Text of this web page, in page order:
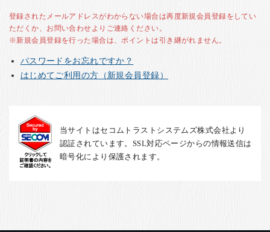
お知らせ
English
登録されたメールアドレスがわからない場合は再度新規会員登録をしてい
ただくか、お問い合わせよりご連絡ください。
※新規会員登録を行った場合は、ポイントは引き継がれません。
パスワードをお忘れですか？
はじめてご利用の方（新規会員登録）
当サイトはセコムトラストシステムズ株式会社より
認証されています。SSL対応ページからの情報送信は
暗号化により保護されます。